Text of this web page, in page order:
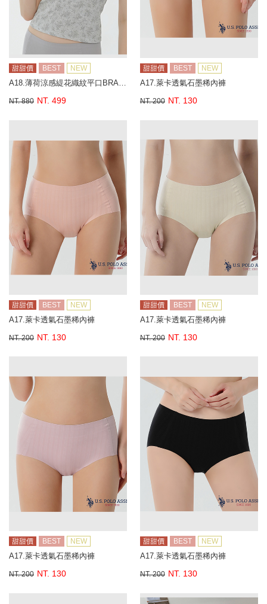
甜甜價 BEST NEW
A18.薄荷涼感緹花織紋平口BRA背心
NT. 880 NT. 499
甜甜價 BEST NEW
A17.萊卡透氣石墨稀內褲
NT. 200 NT. 130
甜甜價 BEST NEW
A17.萊卡透氣石墨稀內褲
NT. 200 NT. 130
甜甜價 BEST NEW
A17.萊卡透氣石墨稀內褲
NT. 200 NT. 130
甜甜價 BEST NEW
A17.萊卡透氣石墨稀內褲
NT. 200 NT. 130
甜甜價 BEST NEW
A17.萊卡透氣石墨稀內褲
NT. 200 NT. 130